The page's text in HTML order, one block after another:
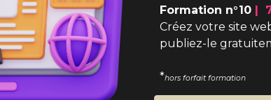
Formation n°10 |
Créez votre site
publiez-le
*hors forfaitformation